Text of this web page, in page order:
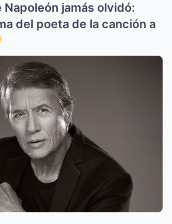
Napoleón jamás olvidó:
del poeta de la canción a